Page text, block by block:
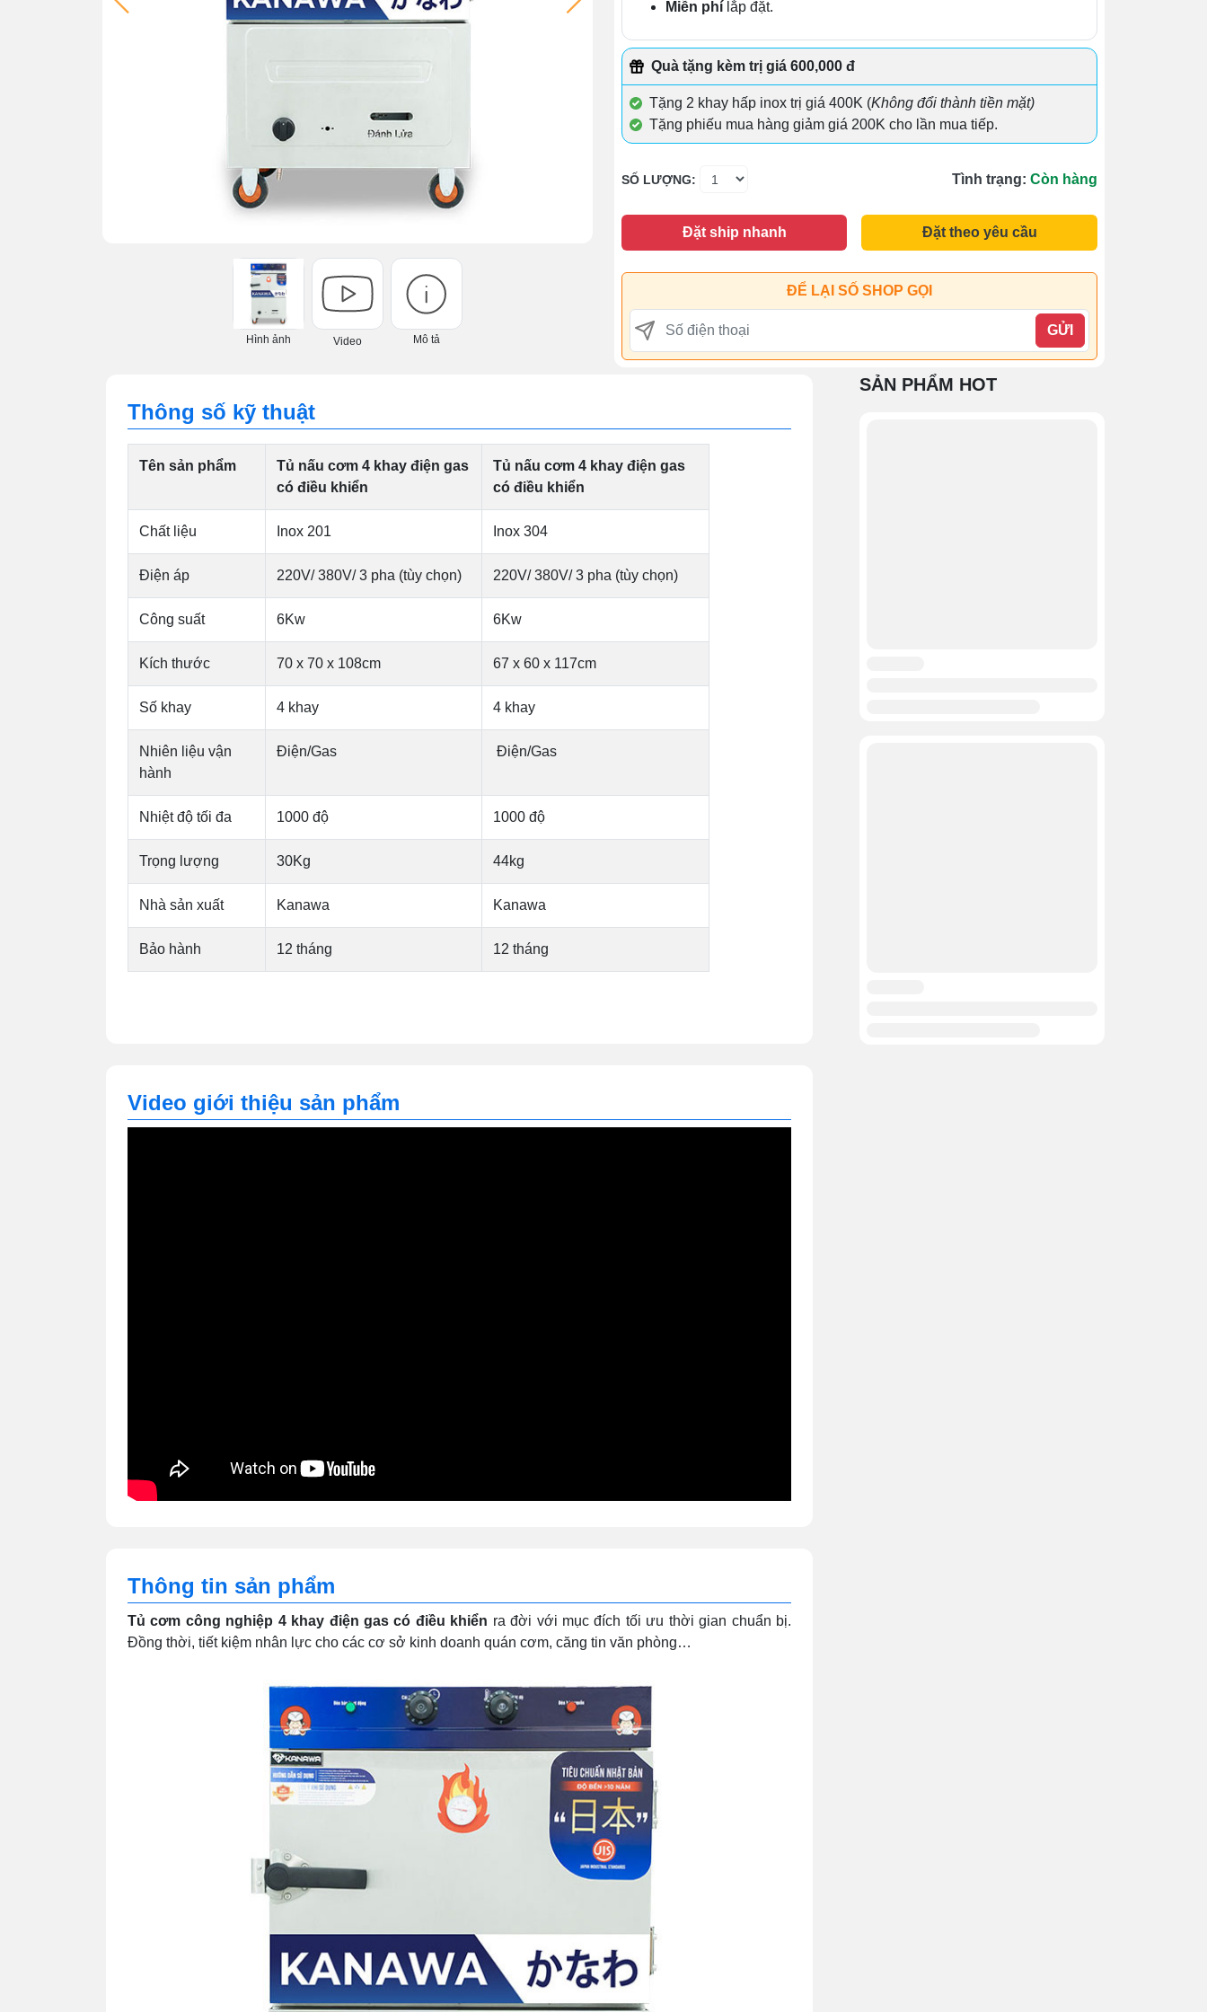
Hình ảnh Video Mô tả
Miễn phí lắp đặt.
Quà tặng kèm trị giá 600,000 đ
Tặng 2 khay hấp inox trị giá 400K (Không đổi thành tiền mặt)
Tặng phiếu mua hàng giảm giá 200K cho lần mua tiếp.
SỐ LƯỢNG: Tình trạng: Còn hàng
Đặt ship nhanh Đặt theo yêu cầu
ĐỂ LẠI SỐ SHOP GỌI
GỬI
Thông số kỹ thuật
Tên sản phẩm
Tủ nấu cơm 4 khay điện gas
có điều khiển
Tủ nấu cơm 4 khay điện gas
có điều khiển
Chất liệu Inox 201 Inox 304
Điện áp 220V/ 380V/ 3 pha (tùy chọn) 220V/ 380V/ 3 pha (tùy chọn)
Công suất 6Kw 6Kw
Kích thước 70 x 70 x 108cm 67 x 60 x 117cm
Số khay 4 khay 4 khay
Nhiên liệu vận
hành
Điện/Gas Điện/Gas
Nhiệt độ tối đa 1000 độ 1000 độ
Trọng lượng 30Kg 44kg
Nhà sản xuất Kanawa Kanawa
Bảo hành 12 tháng 12 tháng
Video giới thiệu sản phẩm
Thông tin sản phẩm
Tủ cơm công nghiệp 4 khay điện gas có điều khiển ra đời với mục đích tối ưu thời gian chuẩn bị.
Đồng thời, tiết kiệm nhân lực cho các cơ sở kinh doanh quán cơm, căng tin văn phòng…
SẢN PHẨM HOT